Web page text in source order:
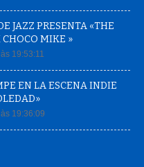
JAZZ PRESENTA «THE
CHOCO MIKE »
19:53:11
EN LA ESCENA INDIE
19:36:09